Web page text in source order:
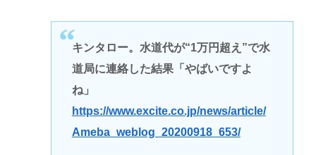
キンタロー。水道代が“1万円超え”で水
道局に連絡した結果「やばいですよ
ね」
https://www.excite.co.jp/news/article/
Ameba_weblog_20200918_653/